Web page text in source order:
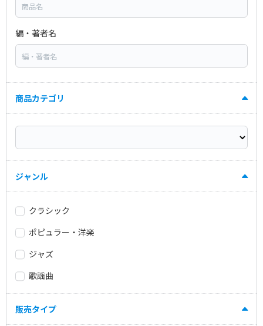
編・著者名
商品カテゴリ
ジャンル
クラシック
ポピュラー・洋楽
ジャズ
歌謡曲
販売タイプ